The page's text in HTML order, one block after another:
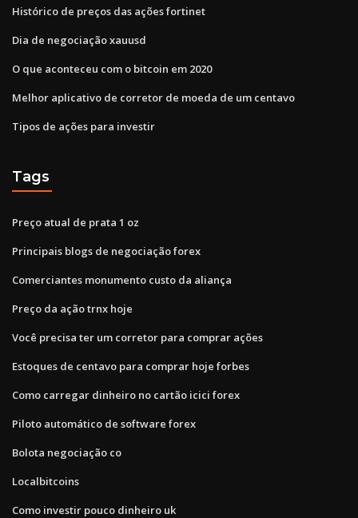
Histórico de preços das ações fortinet
Dia de negociação xauusd
O que aconteceu com o bitcoin em 2020
Melhor aplicativo de corretor de moeda de um centavo
Tipos de ações para investir
Tags
Preço atual de prata 1 oz
Principais blogs de negociação forex
Comerciantes monumento custo da aliança
Preço da ação trnx hoje
Você precisa ter um corretor para comprar ações
Estoques de centavo para comprar hoje forbes
Como carregar dinheiro no cartão icici forex
Piloto automático de software forex
Bolota negociação co
Localbitcoins
Como investir pouco dinheiro uk